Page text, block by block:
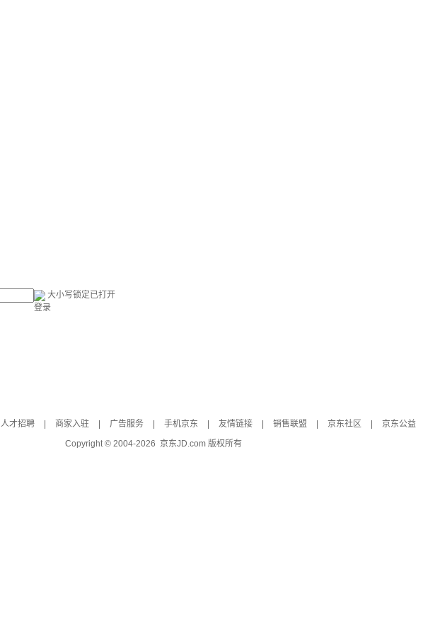
大小写锁定已打开
登录
人才招聘 商家入驻 广告服务 手机京东 友情链接 销售联盟 京东社区
京东公益
Copyright © 2004-2026 京东JD.com 版权所有